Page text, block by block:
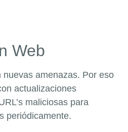
Web
nuevas amenazas. Por eso
actualizaciones
maliciosas para
periódicamente.